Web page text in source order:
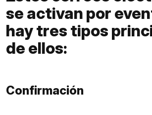
se activan por
hay tres tipos
de ellos:
Confirmación